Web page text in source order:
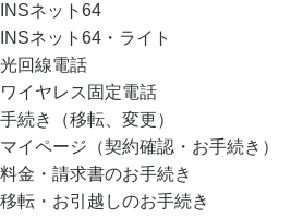
INSネット64
INSネット64・ライト
光回線電話
ワイヤレス固定電話
手続き（移転、変更）
マイページ（契約確認・お手続き）
料金・請求書のお手続き
移転・お引越しのお手続き